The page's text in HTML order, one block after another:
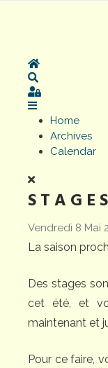
Home
Sign In
Home
Archives
Calendar
Vendredi 8 Mai
La saison
Des stages
cet été, et
maintenant et
Pour ce faire,